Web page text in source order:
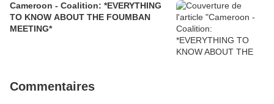
Cameroon - Coalition: *EVERYTHING
TO KNOW ABOUT THE FOUMBAN
MEETING*
Commentaires